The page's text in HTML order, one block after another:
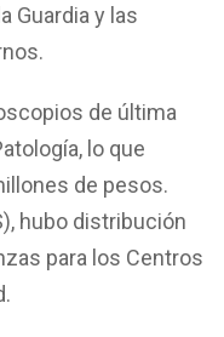
Guardia y las
de última
lo que
de pesos.
hubo distribución
para los Centros